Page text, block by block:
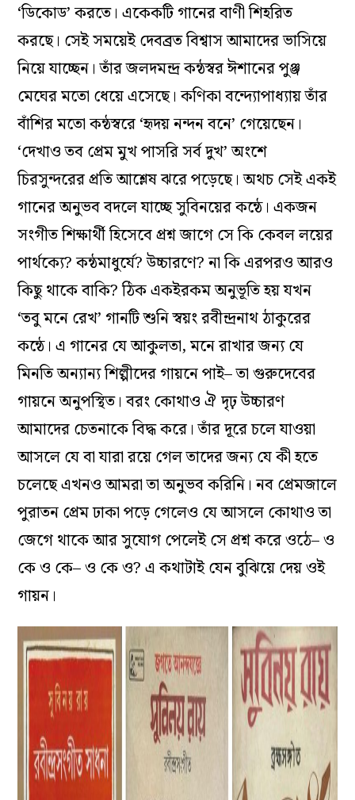
‘ডিকোড’ করতে। একেকটি গানের বাণী শিহরিত
করছে। সেই সময়েই দেবব্রত বিশ্বাস আমাদের ভাসিয়ে
নিয়ে যাচ্ছেন। তাঁর জলদমন্দ্র কন্ঠস্বর ঈশানের পুঞ্জ
মেঘের মতো ধেয়ে এসেছে। কণিকা বন্দ্যোপাধ্যায় তাঁর
বাঁশির মতো কন্ঠস্বরে ‘হৃদয় নন্দন বনে’ গেয়েছেন।
‘দেখাও তব প্রেম মুখ পাসরি সর্ব দুখ’ অংশে
চিরসুন্দরের প্রতি আশ্লেষ ঝরে পড়েছে। অথচ সেই একই
গানের অনুভব বদলে যাচ্ছে সুবিনয়ের কন্ঠে। একজন
সংগীত শিক্ষার্থী হিসেবে প্রশ্ন জাগে সে কি কেবল লয়ের
পার্থক্যে? কন্ঠমাধুর্যে? উচ্চারণে? না কি এরপরও আরও
কিছু থাকে বাকি? ঠিক একইরকম অনুভূতি হয় যখন
‘তবু মনে রেখ’ গানটি শুনি স্বয়ং রবীন্দ্রনাথ ঠাকুরের
কন্ঠে। এ গানের যে আকুলতা, মনে রাখার জন্য যে
মিনতি অন্যান্য শিল্পীদের গায়নে পাই– তা গুরুদেবের
গায়নে অনুপস্থিত। বরং কোথাও ঐ দৃঢ় উচ্চারণ
আমাদের চেতনাকে বিদ্ধ করে। তাঁর দূরে চলে যাওয়া
আসলে যে বা যারা রয়ে গেল তাদের জন্য যে কী হতে
চলেছে এখনও আমরা তা অনুভব করিনি। নব প্রেমজালে
পুরাতন প্রেম ঢাকা পড়ে গেলেও যে আসলে কোথাও তা
জেগে থাকে আর সুযোগ পেলেই সে প্রশ্ন করে ওঠে– ও
কে ও কে– ও কে ও? এ কথাটাই যেন বুঝিয়ে দেয় ওই
গায়ন।